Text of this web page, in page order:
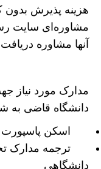
هزینه پذیرش بدون
مشاوره‌ای سایت
آنها مشاوره دریافت
مدارک مورد نیاز
دانشگاه قاضی به
اسکن پاسپورت
ترجمه مدارک
دانشگاهی